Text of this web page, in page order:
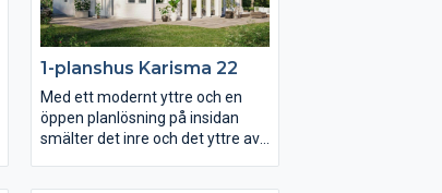
lyxigt master bedroom.
1-planshus Karisma 22
Med ett modernt yttre och en
öppen planlösning på insidan
smälter det inre och det yttre av